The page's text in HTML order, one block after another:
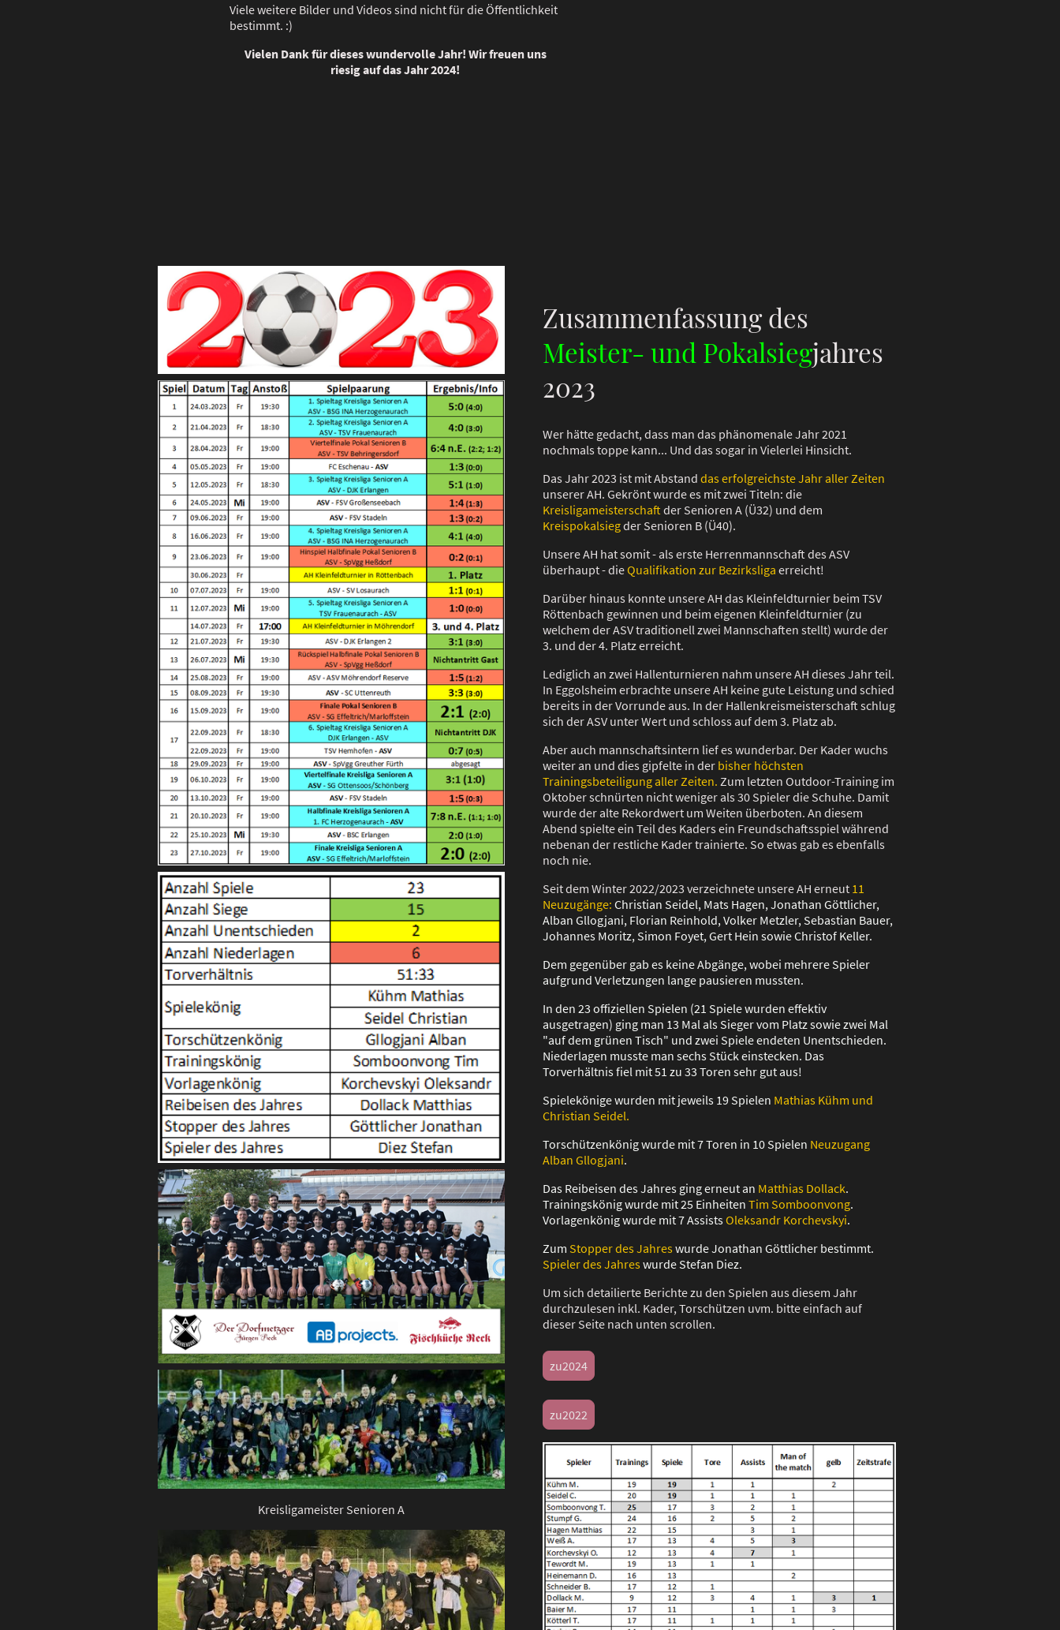
Viele weitere Bilder und Videos sind nicht für die Öffentlichkeit
bestimmt. :)
Vielen Dank für dieses wundervolle Jahr! Wir freuen uns
riesig auf das Jahr 2024!
Kreisligameister Senioren A
Zusammenfassung des
Meister- und Pokalsiegjahres
2023
Wer hätte gedacht, dass man das phänomenale Jahr 2021
nochmals toppe kann... Und das sogar in Vielerlei Hinsicht.
Das Jahr 2023 ist mit Abstand das erfolgreichste Jahr aller Zeiten
unserer AH. Gekrönt wurde es mit zwei Titeln: die
Kreisligameisterschaft der Senioren A (Ü32) und dem
Kreispokalsiegder Senioren B (Ü40).
Unsere AH hat somit - als erste Herrenmannschaft des ASV
überhaupt - dieQualifikation zur Bezirksliga erreicht!
Darüber hinaus konnte unsere AH das Kleinfeldturnier beim TSV
Röttenbach gewinnen und beim eigenen Kleinfeldturnier (zu
welchem der ASV traditionell zwei Mannschaften stellt) wurde der
3. und der 4. Platz erreicht.
Lediglich an zwei Hallenturnieren nahm unsere AH dieses Jahr teil.
In Eggolsheim erbrachte unsere AH keine gute Leistung und schied
bereits in der Vorrunde aus. In der Hallenkreismeisterschaft schlug
sich der ASV unter Wert und schloss auf dem 3. Platz ab.
Aber auch mannschaftsintern lief es wunderbar. Der Kader wuchs
weiter an und dies gipfelte in der bisher höchsten
Trainingsbeteiligung aller Zeiten. Zum letzten Outdoor-Training im
Oktober schnürten nicht weniger als 30 Spieler die Schuhe. Damit
wurde der alte Rekordwert um Weiten überboten. An diesem
Abend spielte ein Teil des Kaders ein Freundschaftsspiel während
nebenan der restliche Kader trainierte. So etwas gab es ebenfalls
noch nie.
Seit dem Winter 2022/2023 verzeichnete unsere AH erneut 11
Neuzugänge: Christian Seidel, Mats Hagen, Jonathan Göttlicher,
Alban Gllogjani, Florian Reinhold, Volker Metzler, Sebastian Bauer,
Johannes Moritz, Simon Foyet, Gert Hein sowie Christof Keller.
Dem gegenüber gab es keine Abgänge, wobei mehrere Spieler
aufgrund Verletzungen lange pausieren mussten.
In den 23 offiziellen Spielen (21 Spiele wurden effektiv
ausgetragen) ging man 13 Mal als Sieger vom Platz sowie zwei Mal
"auf dem grünen Tisch" und zwei Spiele endeten Unentschieden.
Niederlagen musste man sechs Stück einstecken. Das
Torverhältnis fiel mit 51 zu 33 Toren sehr gut aus!
Spielekönige wurden mit jeweils 19 Spielen Mathias Kühm und
Christian Seidel.
Torschützenkönig wurde mit 7 Toren in 10 Spielen Neuzugang
Alban Gllogjani.
Das Reibeisen des Jahres ging erneut an Matthias Dollack.
Trainingskönig wurde mit 25 Einheiten Tim Somboonvong.
Vorlagenkönig wurde mit 7 AssistsOleksandr Korchevskyi.
Zum Stopper des Jahreswurde Jonathan Göttlicher bestimmt.
Spieler des Jahreswurde Stefan Diez.
Um sich detailierte Berichte zu den Spielen aus diesem Jahr
durchzulesen inkl. Kader, Torschützen uvm. bitte einfach auf
dieser Seite nach unten scrollen.
zu2024
zu2022